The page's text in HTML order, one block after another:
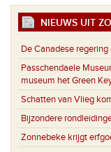
NIEUWS UIT
De Canadese
Passchendaele
museum het Green
Schatten van Vlieg
Bijzondere
Zonnebeke krijgt